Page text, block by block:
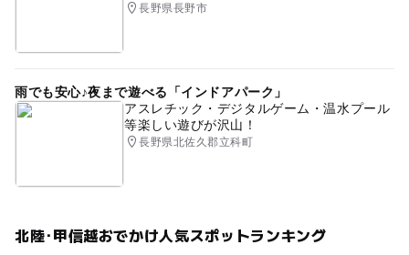
長野県長野市
雨でも安心♪夜まで遊べる「インドアパーク」
アスレチック・デジタルゲーム・温水プール
等楽しい遊びが沢山！
長野県北佐久郡立科町
北陸･甲信越おでかけ人気スポットランキング